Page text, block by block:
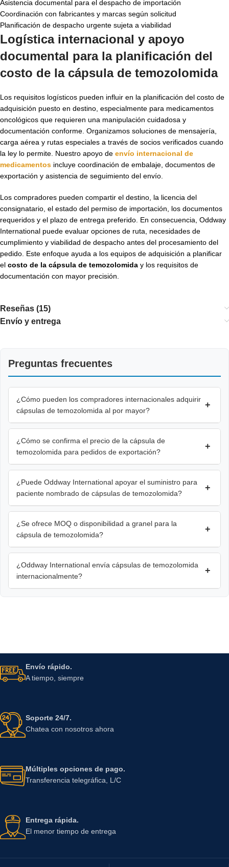
Asistencia documental para el despacho de importación
Coordinación con fabricantes y marcas según solicitud
Planificación de despacho urgente sujeta a viabilidad
Logística internacional y apoyo
documental para la planificación del
costo de la cápsula de temozolomida
Los requisitos logísticos pueden influir en la planificación del costo de
adquisición puesto en destino, especialmente para medicamentos
oncológicos que requieren una manipulación cuidadosa y
documentación conforme. Organizamos soluciones de mensajería,
carga aérea y rutas especiales a través de socios verificados cuando
la ley lo permite. Nuestro apoyo de envío internacional de
medicamentos incluye coordinación de embalaje, documentos de
exportación y asistencia de seguimiento del envío.
Los compradores pueden compartir el destino, la licencia del
consignatario, el estado del permiso de importación, los documentos
requeridos y el plazo de entrega preferido. En consecuencia, Oddway
International puede evaluar opciones de ruta, necesidades de
cumplimiento y viabilidad de despacho antes del procesamiento del
pedido. Este enfoque ayuda a los equipos de adquisición a planificar
el costo de la cápsula de temozolomida y los requisitos de
documentación con mayor precisión.
Reseñas (15)
Envío y entrega
Preguntas frecuentes
¿Cómo pueden los compradores internacionales adquirir
cápsulas de temozolomida al por mayor?
+
¿Cómo se confirma el precio de la cápsula de
temozolomida para pedidos de exportación?
+
¿Puede Oddway International apoyar el suministro para
paciente nombrado de cápsulas de temozolomida?
+
¿Se ofrece MOQ o disponibilidad a granel para la
cápsula de temozolomida?
+
¿Oddway International envía cápsulas de temozolomida
internacionalmente?
+
Envío rápido.
A tiempo, siempre
Soporte 24/7.
Chatea con nosotros ahora
Múltiples opciones de pago.
Transferencia telegráfica, L/C
Entrega rápida.
El menor tiempo de entrega